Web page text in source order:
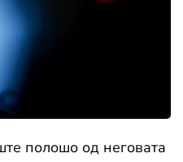
полошо од неговата